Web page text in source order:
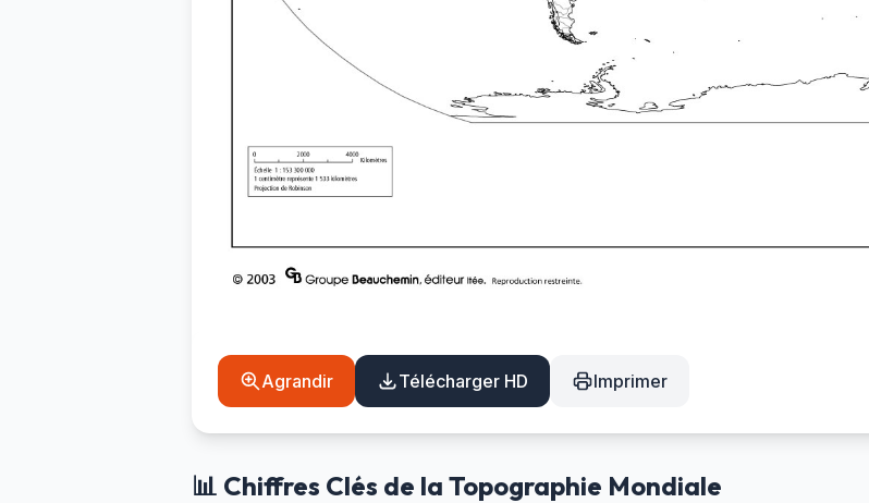
Agrandir Télécharger HD Imprimer
📊 Chiffres Clés de la Topographie Mondiale